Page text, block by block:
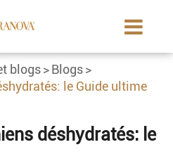
blogs
Blogs
le Guide ultime
déshydratés: le